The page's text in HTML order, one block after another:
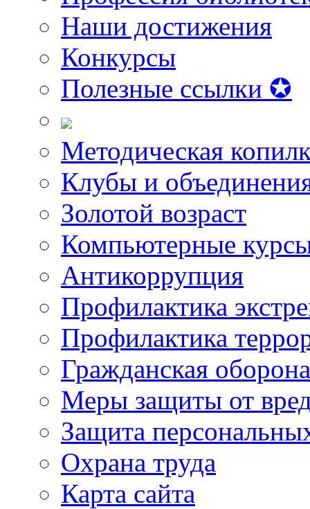
Наши достижения
Конкурсы
Полезные ссылки ✪
Методическая
Клубы и
Золотой возраст
Компьютерные
Антикоррупция
Профилактика
Профилактика
Гражданская оборона
Меры защиты от
Защита
Охрана труда
Карта сайта